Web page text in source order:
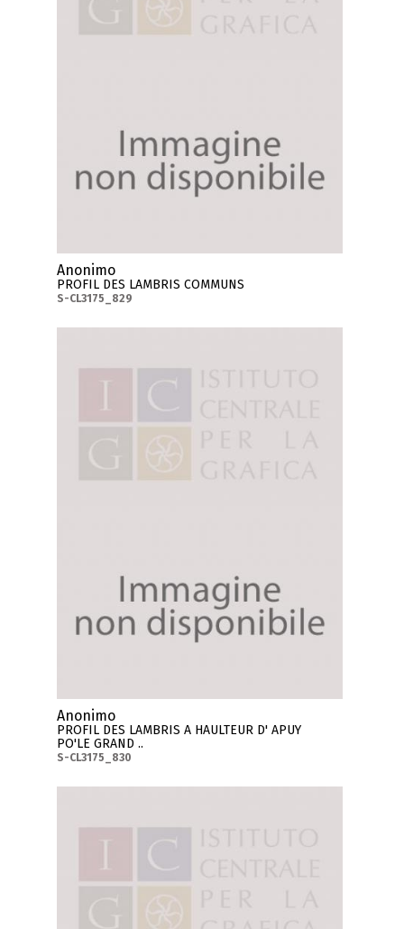
Anonimo
PROFIL DES LAMBRIS COMMUNS
S-CL3175_829
Anonimo
PROFIL DES LAMBRIS A HAULTEUR D' APUY
PO'LE GRAND ..
S-CL3175_830